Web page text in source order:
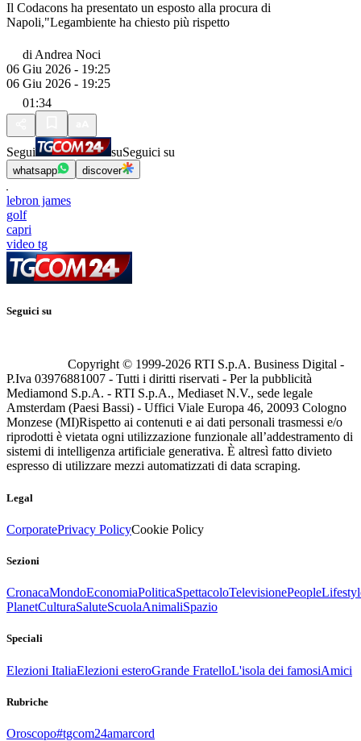
Il Codacons ha presentato un esposto alla procura di
Napoli,"Legambiente ha chiesto più rispetto
di Andrea Noci
06 Giu 2026 - 19:25
06 Giu 2026 - 19:25
01:34
Segui suSeguici su
whatsapp discover
lebron james
golf
capri
video tg
Seguici su
Copyright © 1999-2026 RTI S.p.A. Business Digital -
P.Iva 03976881007 - Tutti i diritti riservati - Per la pubblicità
Mediamond S.p.A. - RTI S.p.A., Mediaset N.V., sede legale
Amsterdam (Paesi Bassi) - Uffici Viale Europa 46, 20093 Cologno
Monzese (MI)Rispetto ai contenuti e ai dati personali trasmessi e/o
riprodotti è vietata ogni utilizzazione funzionale all’addestramento di
sistemi di intelligenza artificiale generativa. È altresì fatto divieto
espresso di utilizzare mezzi automatizzati di data scraping.
Legal
CorporatePrivacy PolicyCookie Policy
Sezioni
CronacaMondoEconomiaPoliticaSpettacoloTelevisionePeople
PlanetCulturaSaluteScuolaAnimaliSpazio
Speciali
Elezioni ItaliaElezioni esteroGrande FratelloL'isola dei famosiAmici
Rubriche
Oroscopo#tgcom24amarcord